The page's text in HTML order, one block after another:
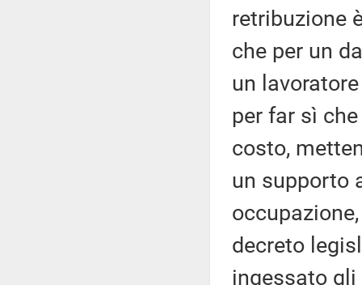
retribuzione
che per un
un
per far sì
costo,
un supporto
decreto
ingessato